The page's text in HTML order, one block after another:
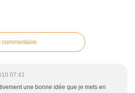
commentaire
07:41
une bonne idée que je mets en